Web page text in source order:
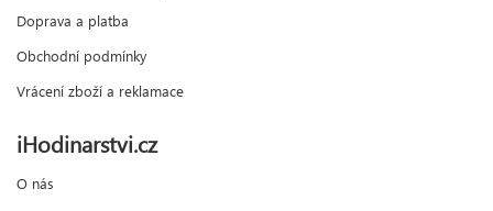
Doprava a platba
Obchodní podmínky
Vrácení zboží a reklamace
iHodinarstvi.cz
O nás